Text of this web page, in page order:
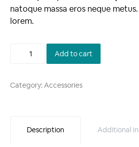
natoque massa eros neque
lorem.
Add to cart
Category:Accessories
Description Additional